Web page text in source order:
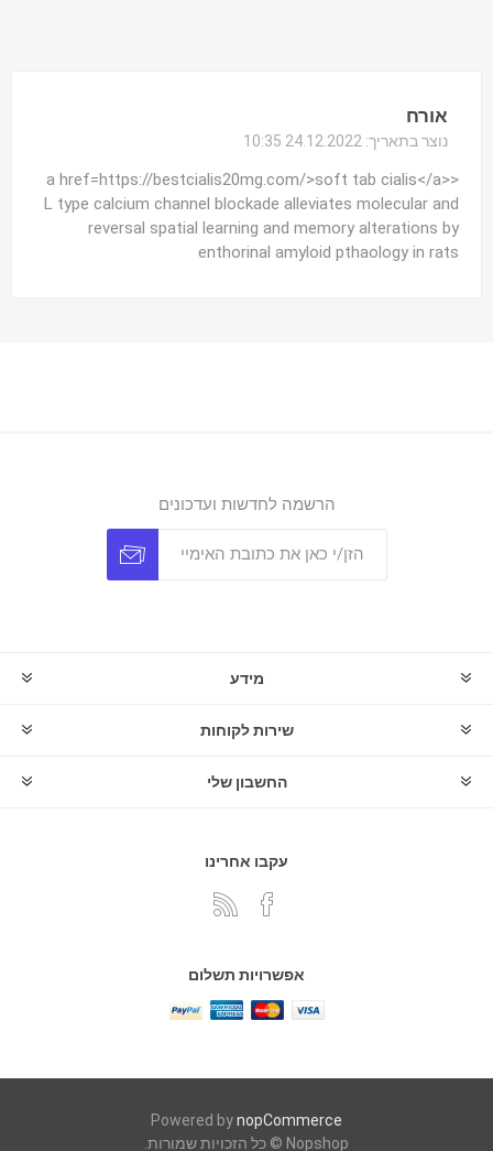
אורח
נוצר בתאריך: 24.12.2022 10:35
<a href=https://bestcialis20mg.com/>soft tab cialis</a>
L type calcium channel blockade alleviates molecular and
reversal spatial learning and memory alterations by
enthorinal amyloid pthaology in rats
הרשמה לחדשות ועדכונים
מידע
שירות לקוחות
החשבון שלי
עקבו אחרינו
אפשרויות תשלום
Powered bynopCommerce
Nopshop © כל הזכויות שמורות.